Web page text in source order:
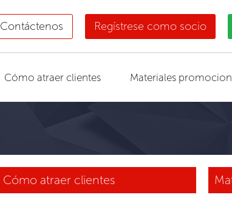
Contáctenos Regístrese como socio
Cómo atraer clientes Materiales
Cómo atraer clientes